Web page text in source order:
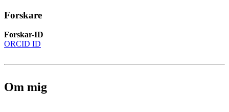
Forskare
Forskar-ID
ORCID ID
Om mig